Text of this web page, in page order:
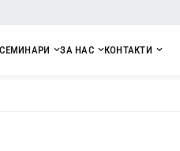
ЗА НАС КОНТАКТИ